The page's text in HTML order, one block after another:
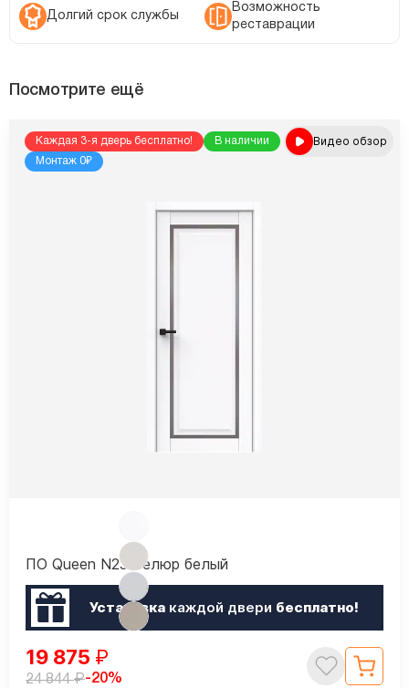
Долгий срок службы
Возможность
реставрации
Посмотрите ещё
Каждая 3-я дверь бесплатно!
В наличии
Монтаж 0₽
Видео обзор
ПО Queen N23 Велюр белый
Установкакаждой двери бесплатно!
19 875 ₽
24 844₽-20%